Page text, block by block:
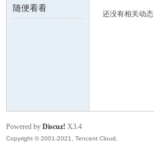
随便看看
还没有相关动态
Powered by Discuz! X3.4
Copyright © 2001-2021, Tencent Cloud.